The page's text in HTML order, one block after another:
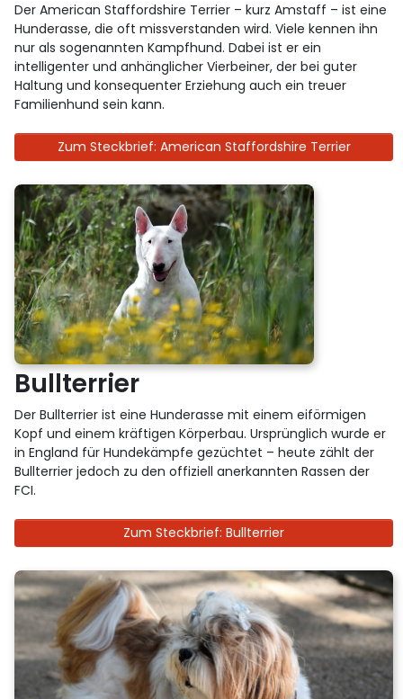
Der American Staffordshire Terrier – kurz Amstaff – ist eine
Hunderasse, die oft missverstanden wird. Viele kennen ihn
nur als sogenannten Kampfhund. Dabei ist er ein
intelligenter und anhänglicher Vierbeiner, der bei guter
Haltung und konsequenter Erziehung auch ein treuer
Familienhund sein kann.
Zum Steckbrief: American Staffordshire Terrier
Bullterrier
Der Bullterrier ist eine Hunderasse mit einem eiförmigen
Kopf und einem kräftigen Körperbau. Ursprünglich wurde er
in England für Hundekämpfe gezüchtet – heute zählt der
Bullterrier jedoch zu den offiziell anerkannten Rassen der
FCI.
Zum Steckbrief: Bullterrier